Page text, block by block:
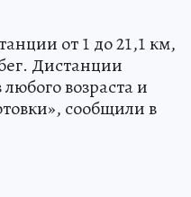
от 1 до 21,1 км,
Дистанции
возраста и
сообщили в